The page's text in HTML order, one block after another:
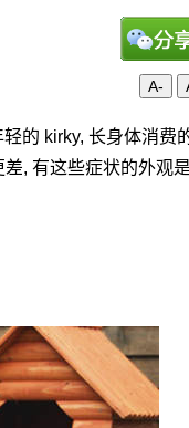
A-
的 kirky, 长身体消费
, 有这些症状的外观